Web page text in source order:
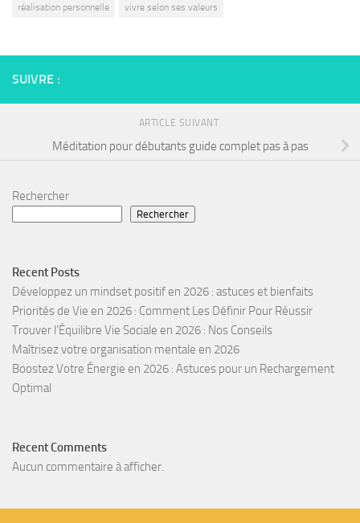
réalisation personnelle
vivre selon ses valeurs
SUIVRE :
ARTICLE SUIVANT
Méditation pour débutants guide complet pas à pas
Rechercher
Rechercher
Recent Posts
Développez un mindset positif en 2026 : astuces et bienfaits
Priorités de Vie en 2026 : Comment Les Définir Pour Réussir
Trouver l’Équilibre Vie Sociale en 2026 : Nos Conseils
Maîtrisez votre organisation mentale en 2026
Boostez Votre Énergie en 2026 : Astuces pour un Rechargement
Optimal
Recent Comments
Aucun commentaire à afficher.